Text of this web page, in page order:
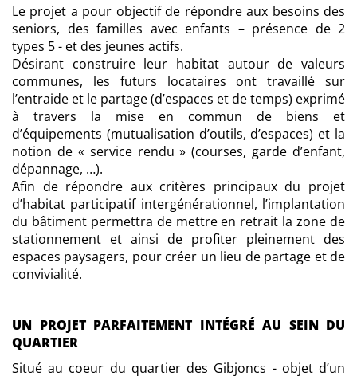
Le projet a pour objectif de répondre aux besoins des
seniors, des familles avec enfants – présence de 2
types 5 - et des jeunes actifs.
Désirant construire leur habitat autour de valeurs
communes, les futurs locataires ont travaillé sur
l’entraide et le partage (d’espaces et de temps) exprimé
à travers la mise en commun de biens et
d’équipements (mutualisation d’outils, d’espaces) et la
notion de « service rendu » (courses, garde d’enfant,
dépannage, …).
Afin de répondre aux critères principaux du projet
d’habitat participatif intergénérationnel, l’implantation
du bâtiment permettra de mettre en retrait la zone de
stationnement et ainsi de profiter pleinement des
espaces paysagers, pour créer un lieu de partage et de
convivialité.
UN PROJET PARFAITEMENT INTÉGRÉ AU SEIN DU
QUARTIER
Situé au coeur du quartier des Gibjoncs - objet d’un